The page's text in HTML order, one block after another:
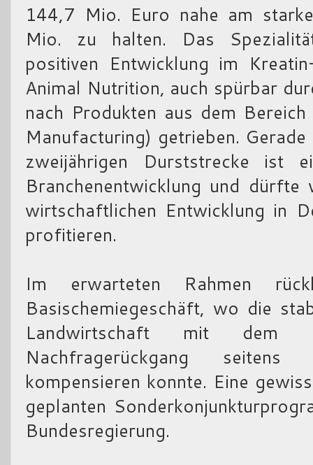
144,7 Mio. Euro nahe am
Mio. zu halten. Das
positiven Entwicklung im
Animal Nutrition, auch spürbar
nach Produkten aus dem
Manufacturing) getrieben.
zweijährigen Durststrecke ist
Branchenentwicklung und
wirtschaftlichen Entwicklung in
profitieren.
Im erwarteten Rahmen
Basischemiegeschäft, wo die
Landwirtschaft mit dem
Nachfragerückgang
kompensieren konnte. Eine
geplanten
Bundesregierung.